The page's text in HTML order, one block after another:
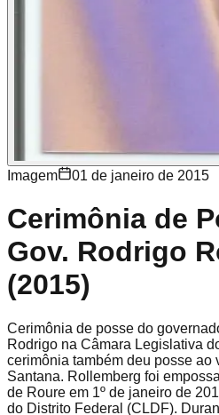
Imagem 01 de janeiro de 2015
Cerimônia de
Gov. Rodrigo
(2015)
Cerimônia de posse do
Rodrigo na Câmara Legislativa
cerimônia também deu posse ao
Santana. Rollemberg foi
de Roure em 1º de janeiro de
do Distrito Federal (CLDF).